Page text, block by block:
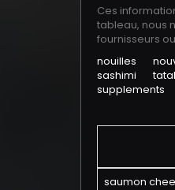
Ces
tableau, nous
fournisseurs
nouilles
sashimi
supplements
saumon